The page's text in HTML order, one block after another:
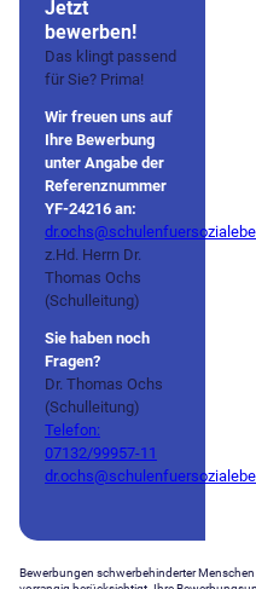
Jetzt
bewerben!
Das klingt passend
für Sie? Prima!
Wir freuen uns auf
Ihre Bewerbung
unter Angabe der
Referenznummer
YF-24216 an:
z.Hd. Herrn Dr.
Thomas Ochs
(Schulleitung)
Sie haben noch
Fragen?
Dr. Thomas Ochs
(Schulleitung)
Telefon:
07132/99957-11
Bewerbungen schwerbehinderter